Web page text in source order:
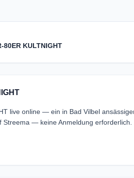
KULTNIGHT
live online — ein in Bad Vilbel
Streema — keine Anmeldung erforderlich.